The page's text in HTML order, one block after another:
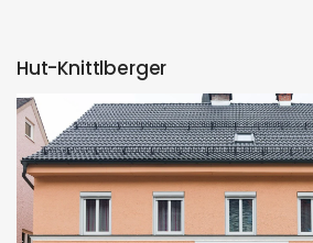
Hut-Knittlberger